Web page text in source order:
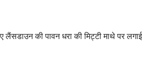
की पावन धरा की मिट्टी माथे पर